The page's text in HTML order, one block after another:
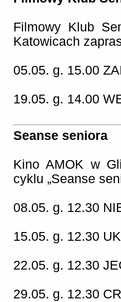
Filmowy Klub
Katowicach
05.05. g. 15.00
19.05. g. 14.00
Seanse seniora
Kino AMOK w
cyklu „Seanse
08.05. g. 12.30
15.05. g. 12.30
22.05. g. 12.30
29.05. g. 12.30